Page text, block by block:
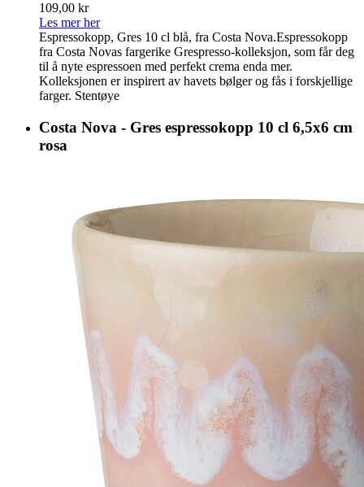
109,00 kr
Les mer her
Espressokopp, Gres 10 cl blå, fra Costa Nova.Espressokopp
fra Costa Novas fargerike Grespresso-kolleksjon, som får deg
til å nyte espressoen med perfekt crema enda mer.
Kolleksjonen er inspirert av havets bølger og fås i forskjellige
farger. Stentøye
Costa Nova - Gres espressokopp 10 cl 6,5x6 cm
rosa